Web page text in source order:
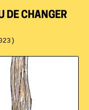
DE CHANGER